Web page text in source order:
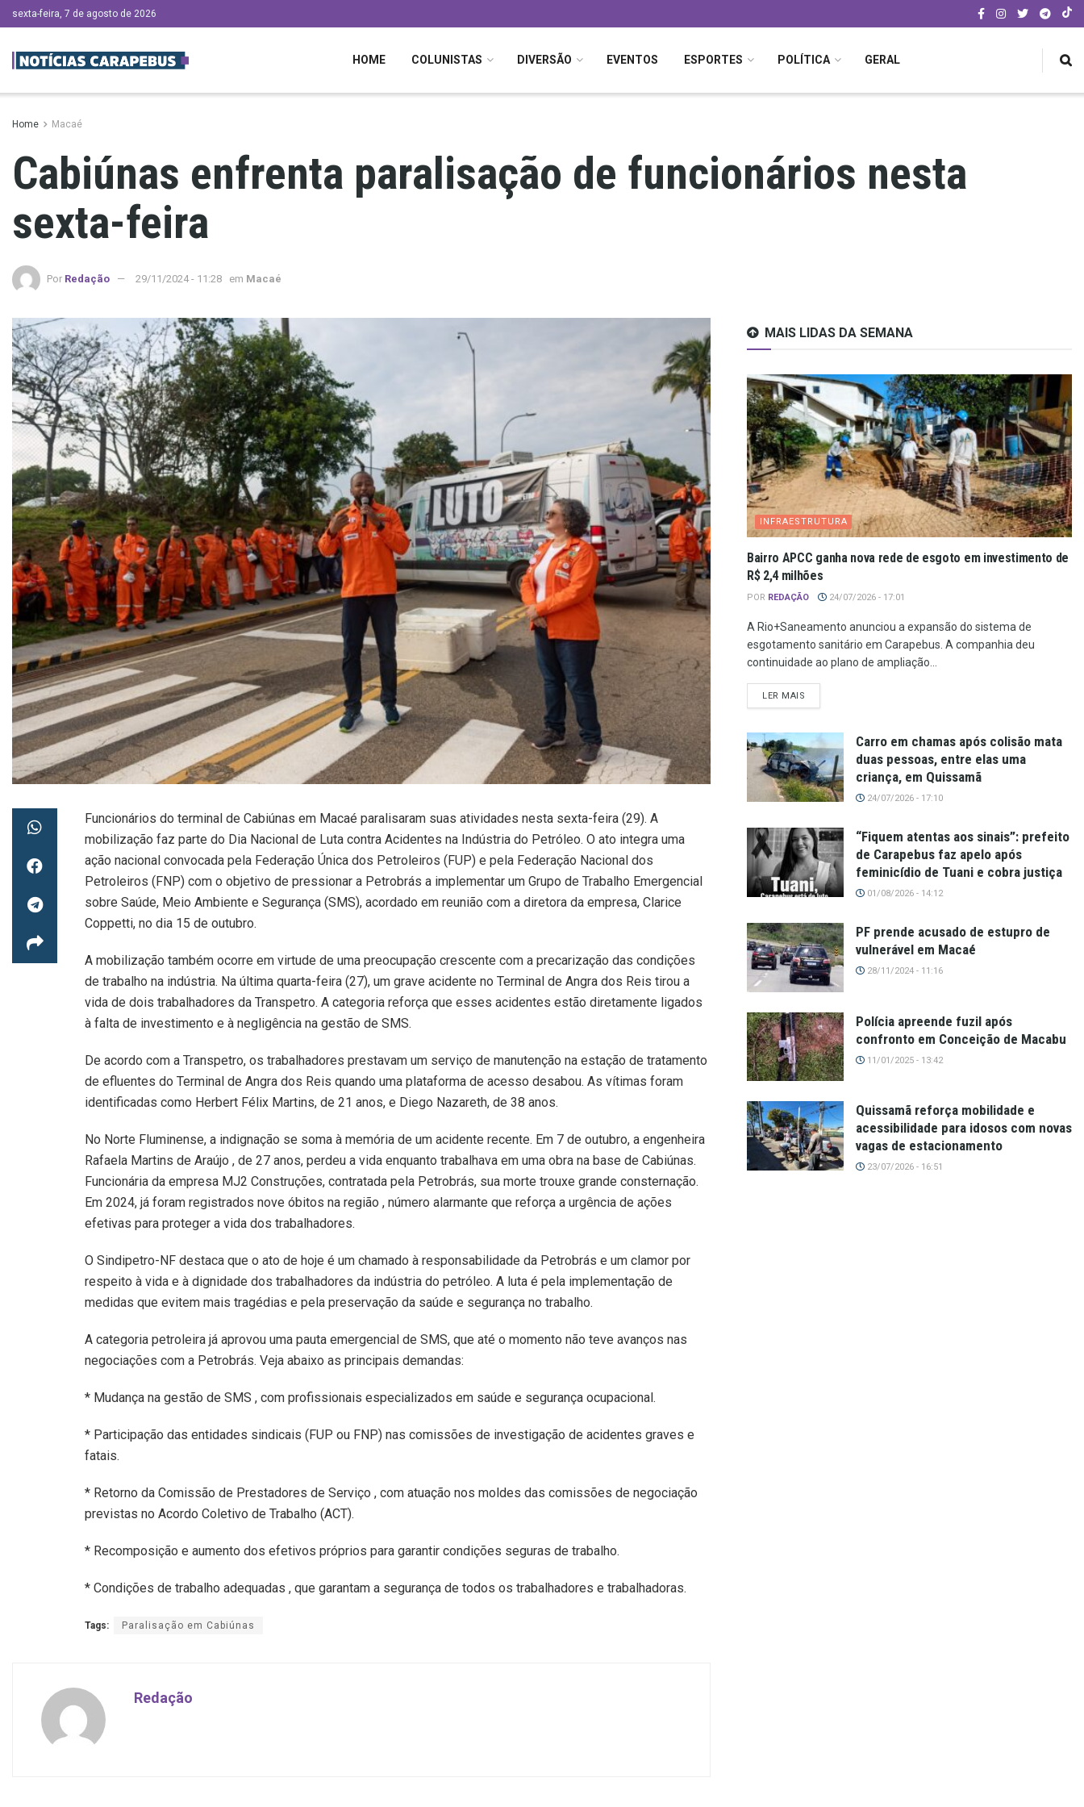
sexta-feira, 7 de agosto de 2026
HOME COLUNISTAS DIVERSÃO EVENTOS ESPORTES POLÍTICA GERAL
Home Macaé
Cabiúnas enfrenta paralisação de funcionários nesta
sexta-feira
Por Redação 29/11/2024 - 11:28 em Macaé
Funcionários do terminal de Cabiúnas em Macaé paralisaram suas atividades nesta sexta-feira (29). A
mobilização faz parte do Dia Nacional de Luta contra Acidentes na Indústria do Petróleo. O ato integra uma
ação nacional convocada pela Federação Única dos Petroleiros (FUP) e pela Federação Nacional dos
Petroleiros (FNP) com o objetivo de pressionar a Petrobrás a implementar um Grupo de Trabalho Emergencial
sobre Saúde, Meio Ambiente e Segurança (SMS), acordado em reunião com a diretora da empresa, Clarice
Coppetti, no dia 15 de outubro.
A mobilização também ocorre em virtude de uma preocupação crescente com a precarização das condições
de trabalho na indústria. Na última quarta-feira (27), um grave acidente no Terminal de Angra dos Reis tirou a
vida de dois trabalhadores da Transpetro. A categoria reforça que esses acidentes estão diretamente ligados
à falta de investimento e à negligência na gestão de SMS.
De acordo com a Transpetro, os trabalhadores prestavam um serviço de manutenção na estação de tratamento
de efluentes do Terminal de Angra dos Reis quando uma plataforma de acesso desabou. As vítimas foram
identificadas como Herbert Félix Martins, de 21 anos, e Diego Nazareth, de 38 anos.
No Norte Fluminense, a indignação se soma à memória de um acidente recente. Em 7 de outubro, a engenheira
Rafaela Martins de Araújo , de 27 anos, perdeu a vida enquanto trabalhava em uma obra na base de Cabiúnas.
Funcionária da empresa MJ2 Construções, contratada pela Petrobrás, sua morte trouxe grande consternação.
Em 2024, já foram registrados nove óbitos na região , número alarmante que reforça a urgência de ações
efetivas para proteger a vida dos trabalhadores.
O Sindipetro-NF destaca que o ato de hoje é um chamado à responsabilidade da Petrobrás e um clamor por
respeito à vida e à dignidade dos trabalhadores da indústria do petróleo. A luta é pela implementação de
medidas que evitem mais tragédias e pela preservação da saúde e segurança no trabalho.
A categoria petroleira já aprovou uma pauta emergencial de SMS, que até o momento não teve avanços nas
negociações com a Petrobrás. Veja abaixo as principais demandas:
* Mudança na gestão de SMS , com profissionais especializados em saúde e segurança ocupacional.
* Participação das entidades sindicais (FUP ou FNP) nas comissões de investigação de acidentes graves e
fatais.
* Retorno da Comissão de Prestadores de Serviço , com atuação nos moldes das comissões de negociação
previstas no Acordo Coletivo de Trabalho (ACT).
* Recomposição e aumento dos efetivos próprios para garantir condições seguras de trabalho.
* Condições de trabalho adequadas , que garantam a segurança de todos os trabalhadores e trabalhadoras.
Tags: Paralisação em Cabiúnas
Redação
MAIS LIDAS DA SEMANA
INFRAESTRUTURA
Bairro APCC ganha nova rede de esgoto em investimento de
R$ 2,4 milhões
POR REDAÇÃO 24/07/2026 - 17:01
A Rio+Saneamento anunciou a expansão do sistema de
esgotamento sanitário em Carapebus. A companhia deu
continuidade ao plano de ampliação...
LER MAIS
Carro em chamas após colisão mata
duas pessoas, entre elas uma
criança, em Quissamã
24/07/2026 - 17:10
“Fiquem atentas aos sinais”: prefeito
de Carapebus faz apelo após
feminicídio de Tuani e cobra justiça
01/08/2026 - 14:12
PF prende acusado de estupro de
vulnerável em Macaé
28/11/2024 - 11:16
Polícia apreende fuzil após
confronto em Conceição de Macabu
11/01/2025 - 13:42
Quissamã reforça mobilidade e
acessibilidade para idosos com novas
vagas de estacionamento
23/07/2026 - 16:51